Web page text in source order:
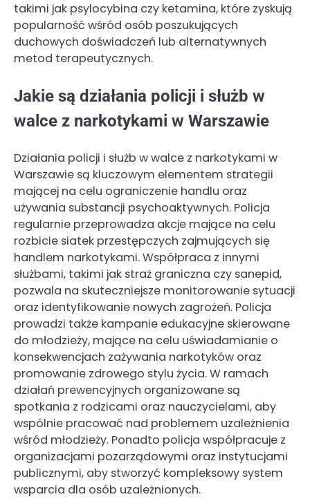
takimi jak psylocybina czy ketamina, które zyskują
popularność wśród osób poszukujących
duchowych doświadczeń lub alternatywnych
metod terapeutycznych.
Jakie są działania policji i służb w
walce z narkotykami w Warszawie
Działania policji i służb w walce z narkotykami w
Warszawie są kluczowym elementem strategii
mającej na celu ograniczenie handlu oraz
używania substancji psychoaktywnych. Policja
regularnie przeprowadza akcje mające na celu
rozbicie siatek przestępczych zajmujących się
handlem narkotykami. Współpraca z innymi
służbami, takimi jak straż graniczna czy sanepid,
pozwala na skuteczniejsze monitorowanie sytuacji
oraz identyfikowanie nowych zagrożeń. Policja
prowadzi także kampanie edukacyjne skierowane
do młodzieży, mające na celu uświadamianie o
konsekwencjach zażywania narkotyków oraz
promowanie zdrowego stylu życia. W ramach
działań prewencyjnych organizowane są
spotkania z rodzicami oraz nauczycielami, aby
wspólnie pracować nad problemem uzależnienia
wśród młodzieży. Ponadto policja współpracuje z
organizacjami pozarządowymi oraz instytucjami
publicznymi, aby stworzyć kompleksowy system
wsparcia dla osób uzależnionych.